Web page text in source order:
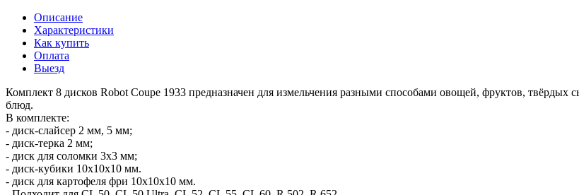
Описание
Характеристики
Как купить
Оплата
Выезд
Комплект 8 дисков Robot Coupe 1933 предназначен для измельчения разными способами овощей, фруктов, твёрдых
блюд.
В комплекте:
- диск-слайсер 2 мм, 5 мм;
- диск-терка 2 мм;
- диск для соломки 3х3 мм;
- диск-кубики 10х10х10 мм.
- диск для картофеля фри 10х10х10 мм.